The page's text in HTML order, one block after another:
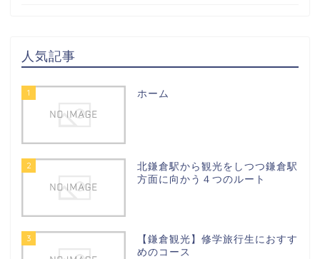
人気記事
1 ホーム
2
北鎌倉駅から観光をしつつ鎌倉駅
方面に向かう４つのルート
3
【鎌倉観光】修学旅行生におすす
めのコース